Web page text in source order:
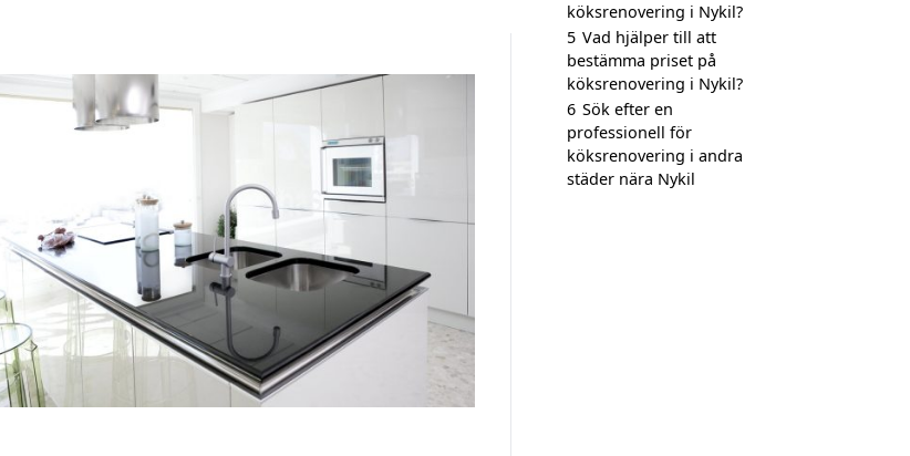
köksrenovering i Nykil?
5 Vad hjälper till att
bestämma priset på
köksrenovering i Nykil?
6 Sök efter en
professionell för
köksrenovering i andra
städer nära Nykil